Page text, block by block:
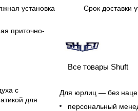
установка
приточно-
с
для
Срок доставки
Все товары Shuft
Для юрлиц — без
персональный